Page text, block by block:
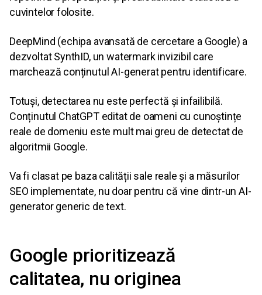
cuvintelor folosite.
DeepMind (echipa avansată de cercetare a Google) a
dezvoltat SynthID, un watermark invizibil care
marchează conținutul AI-generat pentru identificare.
Totuși, detectarea nu este perfectă și infailibilă.
Conținutul ChatGPT editat de oameni cu cunoștințe
reale de domeniu este mult mai greu de detectat de
algoritmii Google.
Va fi clasat pe baza calității sale reale și a măsurilor
SEO implementate, nu doar pentru că vine dintr-un AI-
generator generic de text.
Google prioritizează
calitatea, nu originea